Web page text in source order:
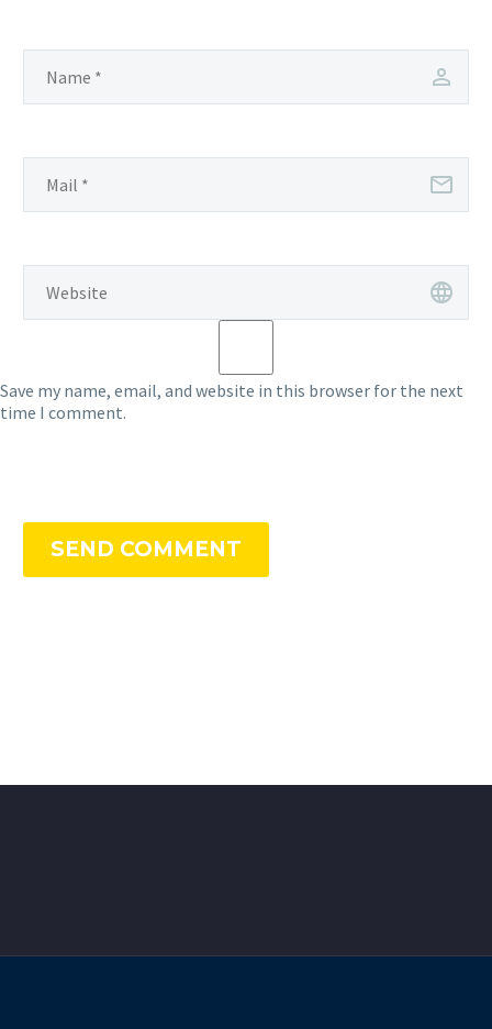
Save my name, email, and website in this browser for the next
time I comment.
SEND COMMENT